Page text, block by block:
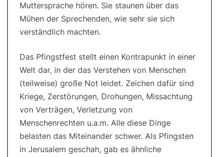
Muttersprache hören. Sie staunen über das
Mühen der Sprechenden, wie sehr sie sich
verständlich machten.
Das Pfingstfest stellt einen Kontrapunkt in einer
Welt dar, in der das Verstehen von Menschen
(teilweise) große Not leidet. Zeichen dafür sind
Kriege, Zerstörungen, Drohungen, Missachtung
von Verträgen, Verletzung von
Menschenrechten u.a.m. Alle diese Dinge
belasten das Miteinander schwer. Als Pfingsten
in Jerusalem geschah, gab es ähnliche